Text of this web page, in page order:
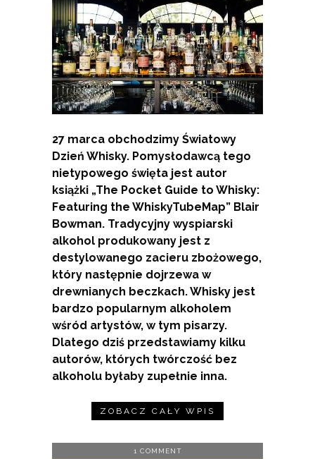
27 marca obchodzimy Światowy
Dzień Whisky. Pomysłodawcą tego
nietypowego święta jest autor
książki „The Pocket Guide to Whisky:
Featuring the WhiskyTubeMap” Blair
Bowman. Tradycyjny wyspiarski
alkohol produkowany jest z
destylowanego zacieru zbożowego,
który następnie dojrzewa w
drewnianych beczkach. Whisky jest
bardzo popularnym alkoholem
wśród artystów, w tym pisarzy.
Dlatego dziś przedstawiamy kilku
autorów, których twórczość bez
alkoholu byłaby zupełnie inna.
ZOBACZ CAŁY WPIS
1 COMMENT